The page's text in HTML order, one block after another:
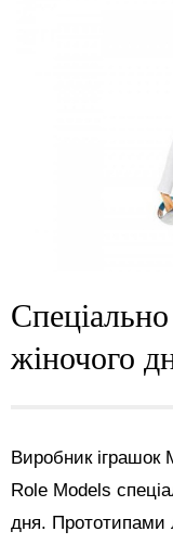
жіночого
Виробник іграшок
Role Models
дня. Прототипами